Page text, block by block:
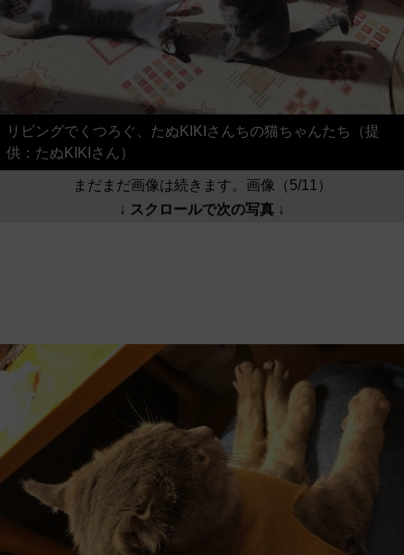
リビングでくつろぐ、たぬKIKIさんちの猫ちゃんたち（提
供：たぬKIKIさん）
まだまだ画像は続きます。画像（5/11）
↓ スクロールで次の写真 ↓